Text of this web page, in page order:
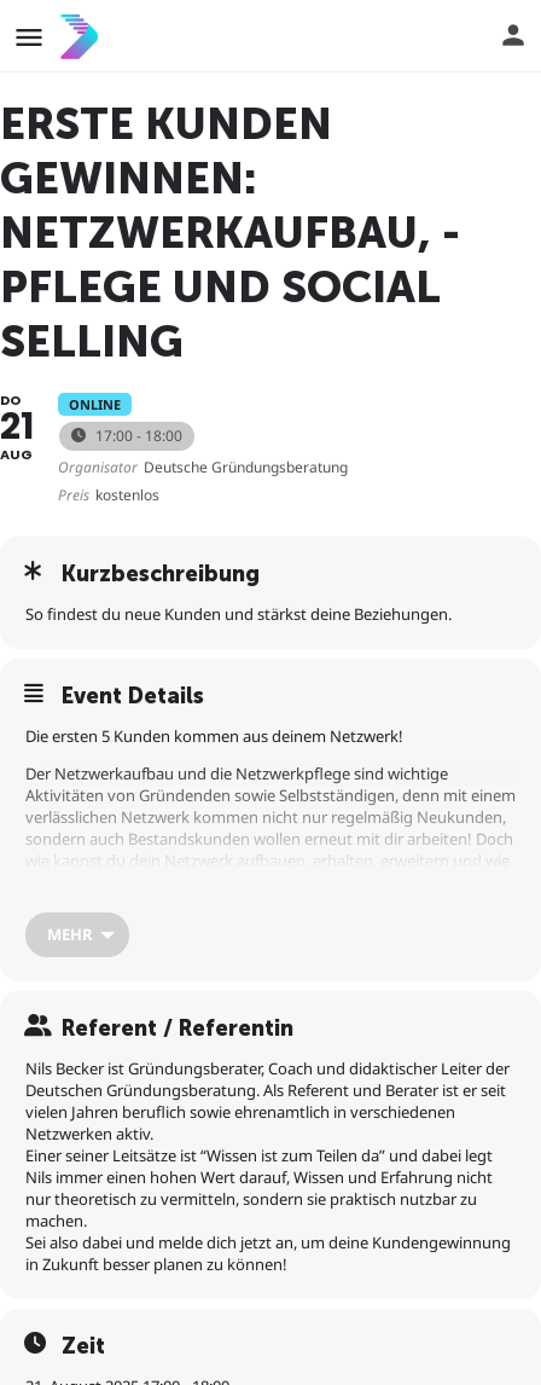
ERSTE KUNDEN
GEWINNEN:
NETZWERKAUFBAU, -
PFLEGE UND SOCIAL
SELLING
DO
21
AUG
ONLINE
17:00 - 18:00
Organisator Deutsche Gründungsberatung
Preis kostenlos
Kurzbeschreibung
So findest du neue Kunden und stärkst deine Beziehungen.
Event Details
Die ersten 5 Kunden kommen aus deinem Netzwerk!
Der Netzwerkaufbau und die Netzwerkpflege sind wichtige
Aktivitäten von Gründenden sowie Selbstständigen, denn mit einem
verlässlichen Netzwerk kommen nicht nur regelmäßig Neukunden,
sondern auch Bestandskunden wollen erneut mit dir arbeiten! Doch
wie kannst du dein Netzwerk aufbauen, erhalten, erweitern und wie
In diesem Webinar erfährst du:
1. Wie du die richtigen Orte für dich zum Netzwerken findest,
2. Wie du deinen Netzwerkaufbau planst, durchführst und
Es handelt sich hierbei um KEINE Verkaufsveranstaltung. Unsere
Webinare dienen lediglich dazu, wichtiges Wissen zu vermitteln.
Weitere informative Webinare findest Du unter:
https://www.eventbrite.de/o/deutsche-grundungsberatung-
39114779153
MEHR
Referent / Referentin
Nils Becker ist Gründungsberater, Coach und didaktischer Leiter der
Deutschen Gründungsberatung. Als Referent und Berater ist er seit
vielen Jahren beruflich sowie ehrenamtlich in verschiedenen
Netzwerken aktiv.
Einer seiner Leitsätze ist “Wissen ist zum Teilen da” und dabei legt
Nils immer einen hohen Wert darauf, Wissen und Erfahrung nicht
nur theoretisch zu vermitteln, sondern sie praktisch nutzbar zu
machen.
Sei also dabei und melde dich jetzt an, um deine Kundengewinnung
in Zukunft besser planen zu können!
Zeit